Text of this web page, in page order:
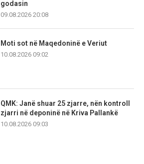
godasin
09.08.2026 20:08
Moti sot në Maqedoninë e Veriut
10.08.2026 09:02
QMK: Janë shuar 25 zjarre, nën kontroll
zjarri në deponinë në Kriva Pallankë
10.08.2026 09:03